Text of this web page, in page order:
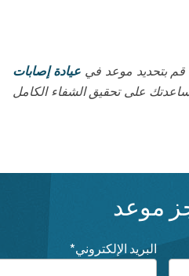
قم بتحديد موعد في عيادة إصابات
على تحقيق الشفاء الكامل
موعد
البريد الإلكتروني*